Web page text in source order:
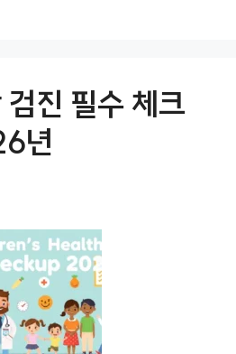
진 필수 체크
년